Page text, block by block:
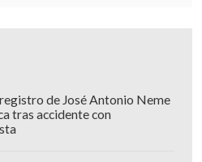
de José Antonio Neme
tras accidente con